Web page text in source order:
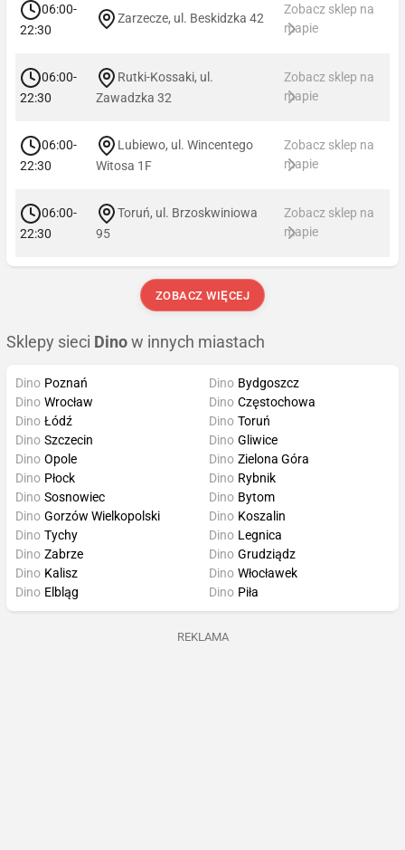
06:00-
22:30
Zarzecze, ul. Beskidzka 42
Zobacz sklep na
mapie
06:00-
22:30
Rutki-Kossaki, ul.
Zawadzka 32
Zobacz sklep na
mapie
06:00-
22:30
Lubiewo, ul. Wincentego
Witosa 1F
Zobacz sklep na
mapie
06:00-
22:30
Toruń, ul. Brzoskwiniowa
95
Zobacz sklep na
mapie
ZOBACZ WIĘCEJ
Sklepy sieci Dino w innych miastach
Dino Poznań
Dino Wrocław
Dino Łódź
Dino Szczecin
Dino Bydgoszcz
Dino Częstochowa
Dino Toruń
Dino Gliwice
Dino Opole
Dino Płock
Dino Sosnowiec
Dino Gorzów Wielkopolski
Dino Zielona Góra
Dino Rybnik
Dino Bytom
Dino Koszalin
Dino Tychy
Dino Zabrze
Dino Kalisz
Dino Elbląg
Dino Legnica
Dino Grudziądz
Dino Włocławek
Dino Piła
REKLAMA